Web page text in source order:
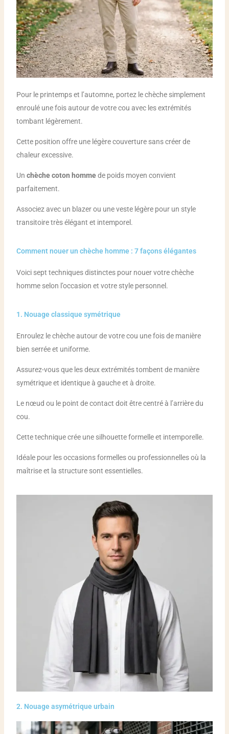
Pour le printemps et l’automne, portez le chèche simplement
enroulé une fois autour de votre cou avec les extrémités
tombant légèrement.
Cette position offre une légère couverture sans créer de
chaleur excessive.
Un chèche coton hommede poids moyen convient
parfaitement.
Associez avec un blazer ou une veste légère pour un style
transitoire très élégant et intemporel.
Comment nouer un chèche homme : 7 façons élégantes
Voici sept techniques distinctes pour nouer votre chèche
homme selon l’occasion et votre style personnel.
1. Nouage classique symétrique
Enroulez le chèche autour de votre cou une fois de manière
bien serrée et uniforme.
Assurez-vous que les deux extrémités tombent de manière
symétrique et identique à gauche et à droite.
Le nœud ou le point de contact doit être centré à l’arrière du
cou.
Cette technique crée une silhouette formelle et intemporelle.
Idéale pour les occasions formelles ou professionnelles où la
maîtrise et la structure sont essentielles.
2. Nouage asymétrique urbain